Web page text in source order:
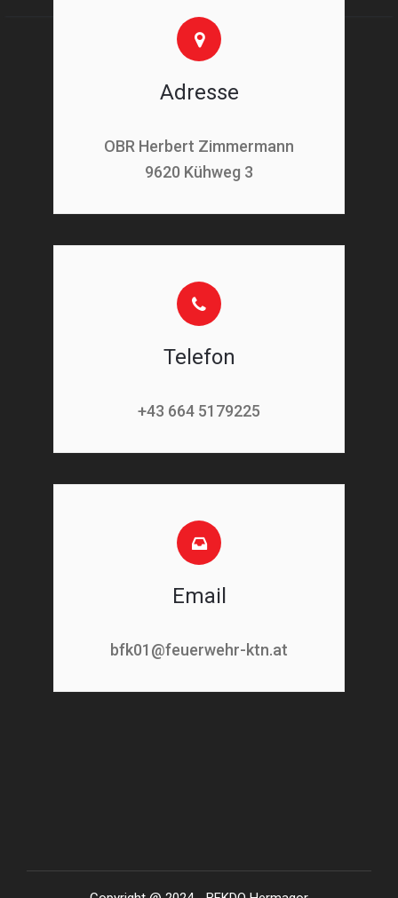
Adresse
OBR Herbert Zimmermann
9620 Kühweg 3
Telefon
+43 664 5179225
Email
bfk01@feuerwehr-ktn.at